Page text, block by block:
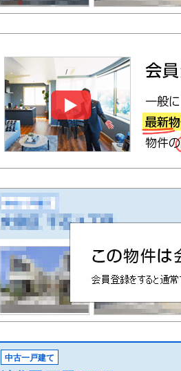
中古一戸建て